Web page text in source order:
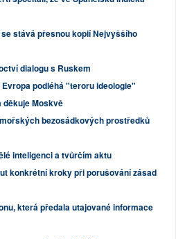
stává přesnou kopií Nejvyššího
dialogu s Ruskem
podléhá "teroru ideologie"
děkuje Moskvě
bezosádkových prostředků
inteligenci a tvůrčím aktu
konkrétní kroky při porušování zásad
která předala utajované informace